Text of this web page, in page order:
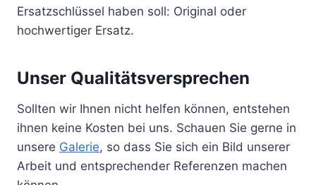
Ersatzschlüssel haben soll: Original oder
hochwertiger Ersatz.
Unser Qualitätsversprechen
Sollten wir Ihnen nicht helfen können, entstehen
ihnen keine Kosten bei uns. Schauen Sie gerne in
unsere Galerie, so dass Sie sich ein Bild unserer
Arbeit und entsprechender Referenzen machen